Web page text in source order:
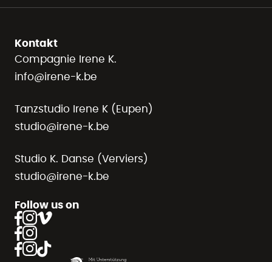
Kontakt
Compagnie Irene K.
info@irene-k.be
Tanzstudio Irene K (Eupen)
studio@irene-k.be
Studio K. Danse (Verviers)
studio@irene-k.be
Follow us on